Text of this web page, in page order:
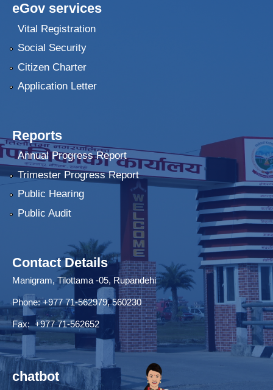
eGov services
Vital Registration
Social Security
Citizen Charter
Application Letter
Reports
Annual Progress Report
Trimester Progress Report
Public Hearing
Public Audit
Contact Details
Manigram, Tilottama -05, Rupandehi
Phone: +977 71-562979, 560230
Fax: +977 71-562652
chatbot